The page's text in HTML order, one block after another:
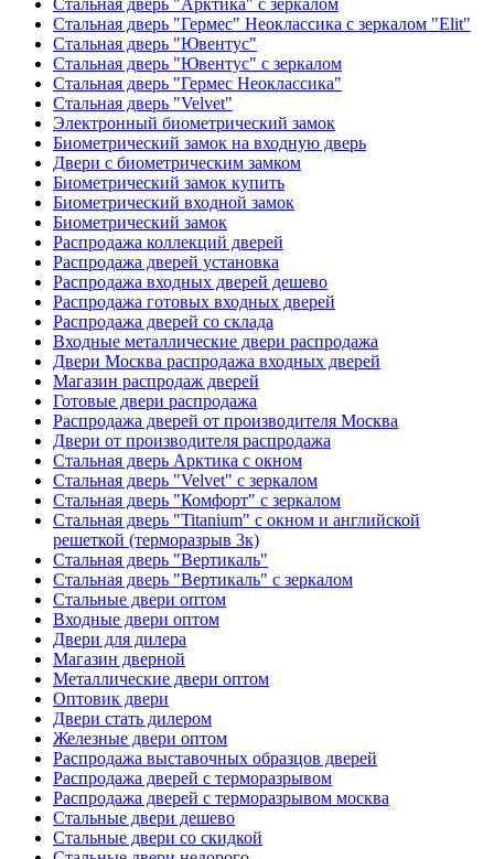
Стальная дверь "Арктика" с зеркалом
Стальная дверь "Гермес" Неоклассика с зеркалом "Elit"
Стальная дверь "Ювентус"
Стальная дверь "Ювентус" с зеркалом
Стальная дверь "Гермес Неоклассика"
Стальная дверь "Velvet"
Электронный биометрический замок
Биометрический замок на входную дверь
Двери с биометрическим замком
Биометрический замок купить
Биометрический входной замок
Биометрический замок
Распродажа коллекций дверей
Распродажа дверей установка
Распродажа входных дверей дешево
Распродажа готовых входных дверей
Распродажа дверей со склада
Входные металлические двери распродажа
Двери Москва распродажа входных дверей
Магазин распродаж дверей
Готовые двери распродажа
Распродажа дверей от производителя Москва
Двери от производителя распродажа
Стальная дверь Арктика с окном
Стальная дверь "Velvet" с зеркалом
Стальная дверь "Комфорт" с зеркалом
Стальная дверь "Titanium" с окном и английской
решеткой (терморазрыв 3к)
Стальная дверь "Вертикаль"
Стальная дверь "Вертикаль" с зеркалом
Стальные двери оптом
Входные двери оптом
Двери для дилера
Магазин дверной
Металлические двери оптом
Оптовик двери
Двери стать дилером
Железные двери оптом
Распродажа выставочных образцов дверей
Распродажа дверей с терморазрывом
Распродажа дверей с терморазрывом москва
Стальные двери дешево
Стальные двери со скидкой